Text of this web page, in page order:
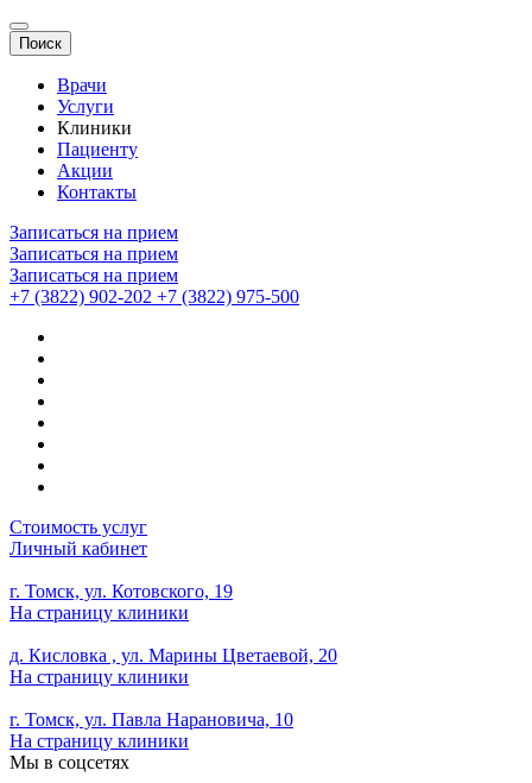
Поиск
Врачи
Услуги
Клиники
Пациенту
Акции
Контакты
Записаться на прием
Записаться на прием
Записаться на прием
+7 (3822) 902-202 +7 (3822) 975-500
Стоимость услуг
Личный кабинет
г. Томск, ул. Котовского, 19
На страницу клиники
д. Кисловка , ул. Марины Цветаевой, 20
На страницу клиники
г. Томск, ул. Павла Нарановича, 10
На страницу клиники
Мы в соцсетях